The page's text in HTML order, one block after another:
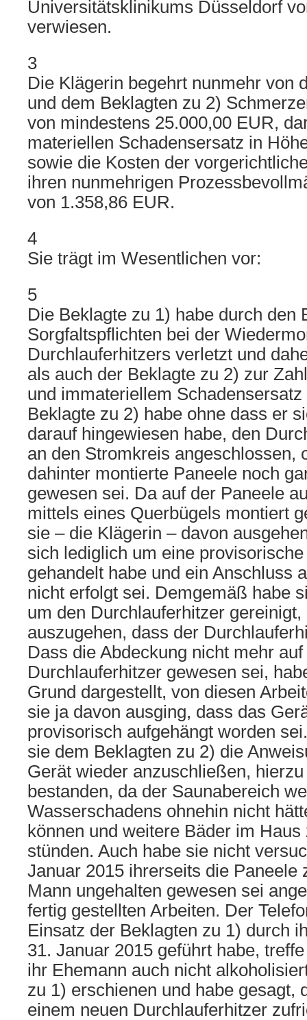
Universitätsklinikums Düsseldorf
verwiesen.
3
Die Klägerin begehrt nunmehr von
und dem Beklagten zu 2)
von mindestens 25.000,00 EUR,
materiellen Schadensersatz in
sowie die Kosten der
ihren nunmehrigen
von 1.358,86 EUR.
4
Sie trägt im Wesentlichen vor:
5
Die Beklagte zu 1) habe durch den
Sorgfaltspflichten bei der
Durchlauferhitzers verletzt und
als auch der Beklagte zu 2) zur
und immateriellem
Beklagte zu 2) habe ohne dass er
darauf hingewiesen habe, den
an den Stromkreis angeschlossen,
dahinter montierte Paneele noch
gewesen sei. Da auf der Paneele
mittels eines Querbügels montiert
sie – die Klägerin – davon
sich lediglich um eine
gehandelt habe und ein Anschluss
nicht erfolgt sei. Demgemäß habe
um den Durchlauferhitzer gereinigt,
auszugehen, dass der
Dass die Abdeckung nicht mehr auf
Durchlauferhitzer gewesen sei,
Grund dargestellt, von diesen
sie ja davon ausging, dass das
provisorisch aufgehängt worden
sie dem Beklagten zu 2) die
Gerät wieder anzuschließen,
bestanden, da der Saunabereich
Wasserschadens ohnehin nicht
können und weitere Bäder im Haus
stünden. Auch habe sie nicht
Januar 2015 ihrerseits die Paneele
Mann ungehalten gewesen sei
fertig gestellten Arbeiten. Der
Einsatz der Beklagten zu 1) durch
31. Januar 2015 geführt habe,
ihr Ehemann auch nicht
zu 1) erschienen und habe gesagt,
einem neuen Durchlauferhitzer